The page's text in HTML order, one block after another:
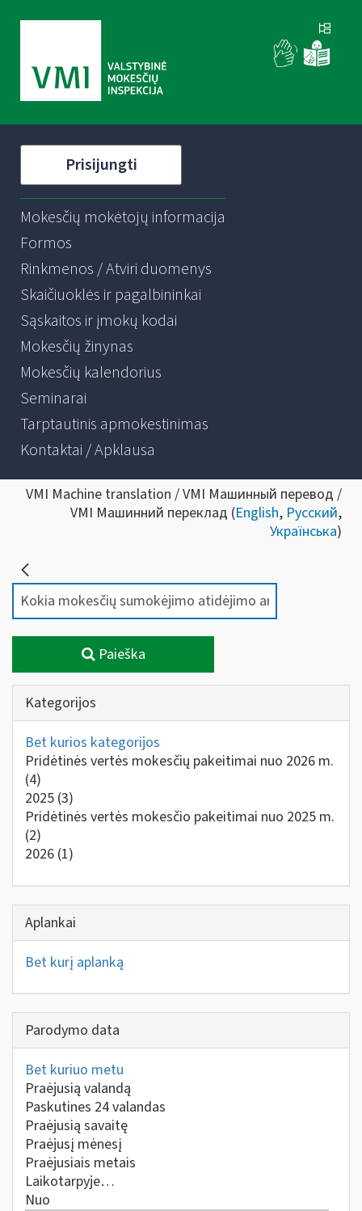
Prisijungti
Mokesčių mokėtojų informacija
Formos
Rinkmenos / Atviri duomenys
Skaičiuoklės ir pagalbininkai
Sąskaitos ir įmokų kodai
Mokesčių žinynas
Mokesčių kalendorius
Seminarai
Tarptautinis apmokestinimas
Kontaktai / Apklausa
VMI Machine translation / VMI Машинный перевод /
VMI Машинний переклад (English, Русский,
Українська)
Paieška
Kategorijos
Bet kurios kategorijos
Pridėtinės vertės mokesčių pakeitimai nuo 2026 m.
(4)
2025 (3)
Pridėtinės vertės mokesčio pakeitimai nuo 2025 m.
(2)
2026 (1)
Aplankai
Bet kurį aplanką
Parodymo data
Bet kuriuo metu
Praėjusią valandą
Paskutines 24 valandas
Praėjusią savaitę
Praėjusį mėnesį
Praėjusiais metais
Laikotarpyje…
Nuo